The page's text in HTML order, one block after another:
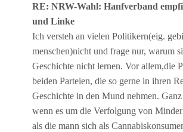
RE: NRW-Wahl: Hanfverband
und Linke
Ich versteh an vielen Politikern(eig.
menschen)nicht und frage nur, warum
Geschichte nicht lernen. Vor allem,die
beiden Parteien, die so gerne in ihren
Geschichte in den Mund nehmen. Ganz
wenn es um die Verfolgung von
als die mann sich als